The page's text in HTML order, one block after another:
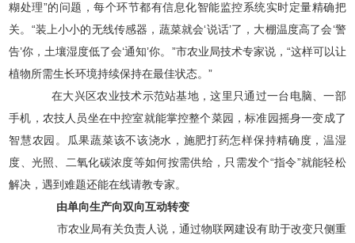
糊处理”的问题，每个环节都有信息化智能监控系统实时定量精确把
关。“装上小小的无线传感器，蔬菜就会‘说话’了，大棚温度高了会‘警
告’你，土壤湿度低了会‘通知’你。”市农业局技术专家说，“这样可以让
植物所需生长环境持续保持在最佳状态。”
在大兴区农业技术示范站基地，这里只通过一台电脑、一部
手机，农技人员坐在中控室就能掌控整个菜园，标准园摇身一变成了
智慧农园。瓜果蔬菜该不该浇水，施肥打药怎样保持精确度，温湿
度、光照、二氧化碳浓度等如何按需供给，只需发个“指令”就能轻松
解决，遇到难题还能在线请教专家。
由单向生产向双向互动转变
市农业局有关负责人说，通过物联网建设有助于改变只侧重